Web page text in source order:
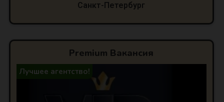
Санкт-Петербург
Premium Вакансия
Лучшее агентство!